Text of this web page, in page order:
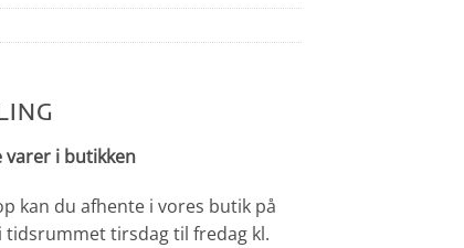
varer i butikken
kan du afhente i vores butik på
tidsrummet tirsdag til fredag kl.